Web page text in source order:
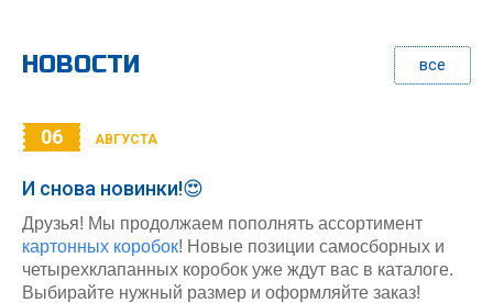
НОВОСТИ все
06 АВГУСТА
И снова новинки!😍
Друзья! Мы продолжаем пополнять ассортимент
картонных коробок! Новые позиции самосборных и
четырехклапанных коробок уже ждут вас в каталоге.
Выбирайте нужный размер и оформляйте заказ!